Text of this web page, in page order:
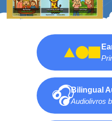
🎧Bilingual
Audiolivros